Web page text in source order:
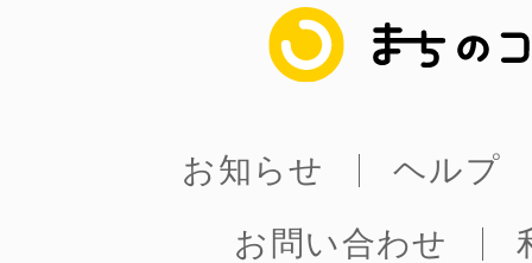
まちのコイン
お知らせ
ヘルプ
お問い合わせ
©︎ KAYAC Inc.All